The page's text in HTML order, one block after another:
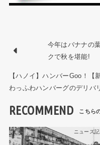
今年はバナナの
クで秋を堪能!
【ハノイ】ハンバーGoo！【
わっふわハンバーグのデリバ
RECOMMEND
ニュース